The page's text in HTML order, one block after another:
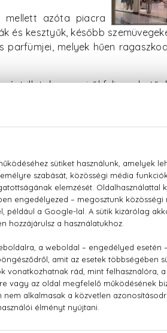
mellett azóta piacra
és kesztyűk, később
parfümjei, melyek hűen
illatok messziről
motívumokban pompáznak,
parfümcsalád minden tagja
lánykáknak készült. Az
is.
fokozása, az
XX
lányok körében
legangyalibb
és púderes,
műveli, hogy
is van nagyon
gyümölcsös és
barátnőknek.